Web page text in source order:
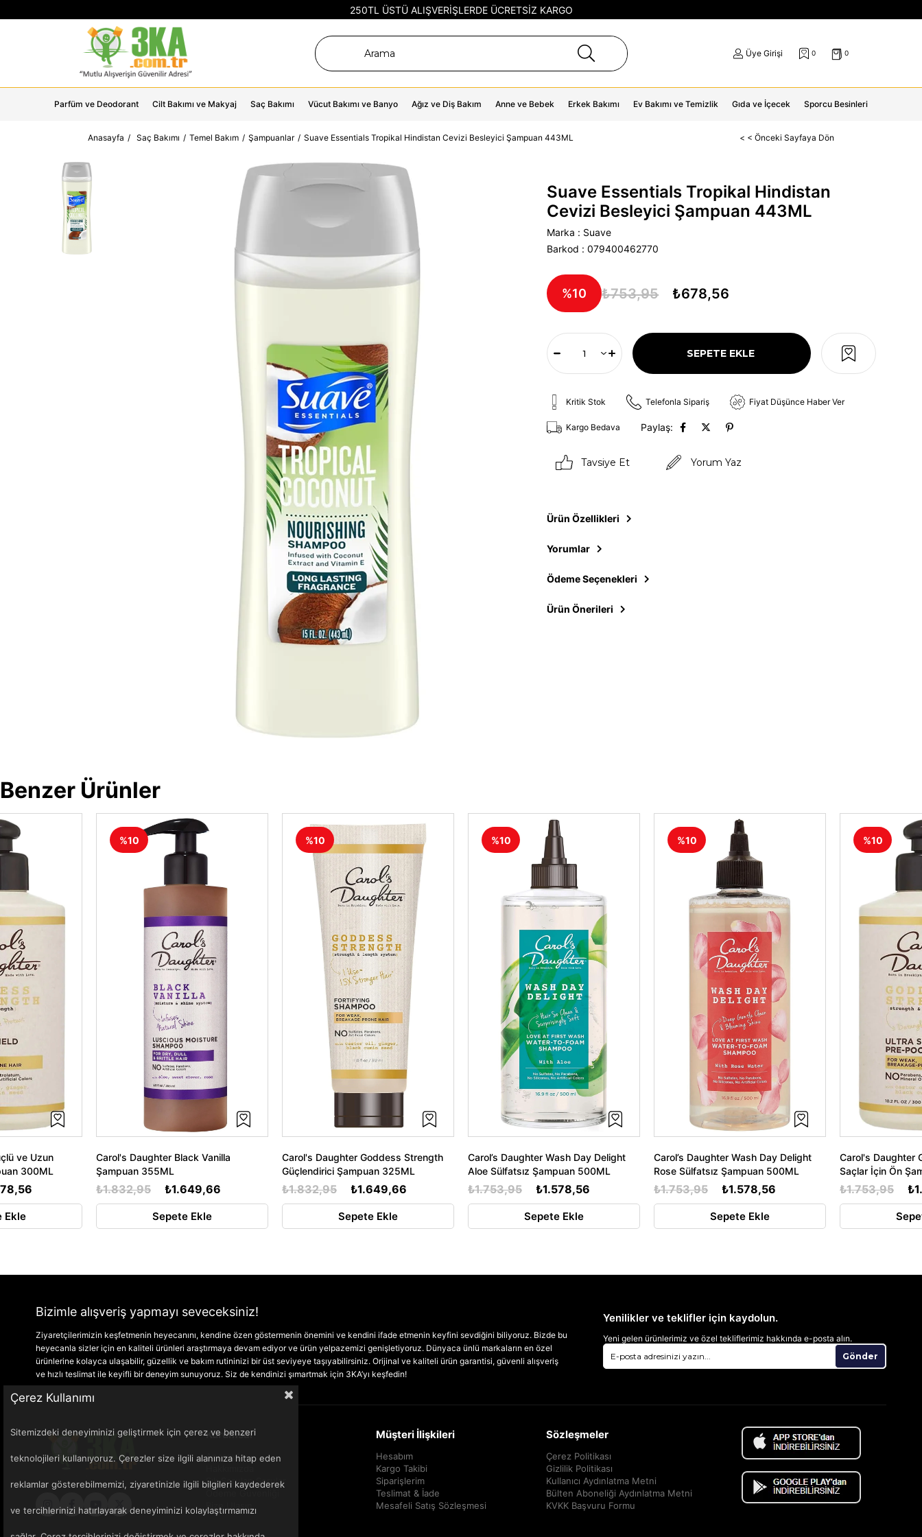
250TL ÜSTÜ ALIŞVERİŞLERDE ÜCRETSİZ KARGO
Üye Girişi 0 0
Parfüm ve Deodorant Cilt Bakımı ve Makyaj Saç Bakımı Vücut Bakımı ve Banyo Ağız ve Diş Bakım Anne ve Bebek Erkek Bakımı Ev Bakımı ve Temizlik Gıda ve İçecek Sporcu Besinleri
Anasayfa Saç Bakımı Temel Bakım Şampuanlar Suave Essentials Tropikal Hindistan Cevizi Besleyici Şampuan 443ML < < Önceki Sayfaya Dön
Suave Essentials Tropikal Hindistan
Cevizi Besleyici Şampuan 443ML
Marka : Suave
Barkod : 079400462770
10 ₺753,95 ₺678,56
Kritik Stok Telefonla Sipariş Fiyat Düşünce Haber Ver
Kargo Bedava Paylaş:
Tavsiye Et Yorum Yaz
Ürün Özellikleri
Yorumlar
Ödeme Seçenekleri
Ürün Önerileri
Benzer Ürünler
ve Uzun
300ML
Ekle
Carol's Daughter Black Vanilla
Şampuan 355ML
₺1.649,66
₺1.832,95
Sepete Ekle
%10
Carol's Daughter Goddess Strength
Güçlendirici Şampuan 325ML
₺1.649,66
₺1.832,95
Sepete Ekle
%10
Carol’s Daughter Wash Day Delight
Aloe Sülfatsız Şampuan 500ML
₺1.578,56
₺1.753,95
Sepete Ekle
%10
Carol’s Daughter Wash Day Delight
Rose Sülfatsız Şampuan 500ML
₺1.578,56
₺1.753,95
Sepete Ekle
%10
Carol's Daughter
Saçlar İçin Ön
₺1.753,95
%10
Bizimle alışveriş yapmayı seveceksiniz!
Ziyaretçilerimizin keşfetmenin heyecanını, kendine özen göstermenin önemini ve kendini ifade etmenin keyfini sevdiğini biliyoruz. Bizde bu
heyecanla sizler için en kaliteli ürünleri araştırmaya devam ediyor ve ürün yelpazemizi genişletiyoruz. Dünyaca ünlü markaların en özel
ürünlerine kolayca ulaşabilir, güzellik ve bakım rutininizi bir üst seviyeye taşıyabilirsiniz. Orijinal ve kaliteli ürün garantisi, güvenli alışveriş
ve hızlı teslimat ile keyifli bir deneyim sunuyoruz. Siz de kendinizi şımartmak için 3KA’yı keşfedin!
Yenilikler ve teklifler için kaydolun.
Yeni gelen ürünlerimiz ve özel tekliflerimiz hakkında e-posta alın.
Gönder
Kurumsal
Anasayfa
Sık Sorulan Sorular
Ödeme Güvenliği
Bize Ulaşın
Müşteri İlişkileri
Hesabım
Kargo Takibi
Siparişlerim
Teslimat & İade
Mesafeli Satış Sözleşmesi
Sözleşmeler
Çerez Politikası
Gizlilik Politikası
Kullanıcı Aydınlatma Metni
Bülten Aboneliği Aydınlatma Metni
KVKK Başvuru Formu
Çerez Kullanımı
Sitemizdeki deneyiminizi geliştirmek için çerez ve benzeri
teknolojileri kullanıyoruz. Çerezler size ilgili alanınıza hitap eden
reklamlar gösterebilmemizi, ziyaretinizle ilgili bilgileri kaydederek
ve tercihlerinizi hatırlayarak deneyiminizi kolaylaştırmamızı